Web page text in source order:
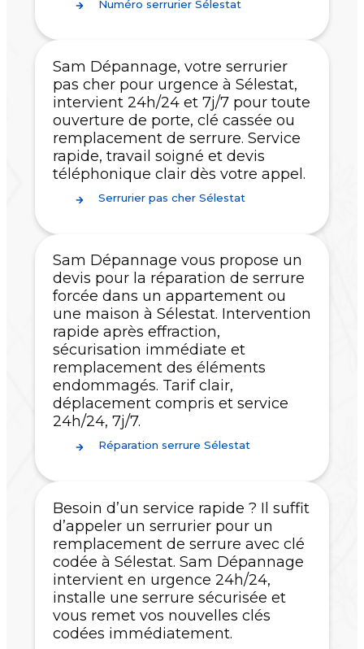
Numéro serrurier Sélestat
Sam Dépannage, votre serrurier
pas cher pour urgence à Sélestat,
intervient 24h/24 et 7j/7 pour toute
ouverture de porte, clé cassée ou
remplacement de serrure. Service
rapide, travail soigné et devis
téléphonique clair dès votre appel.
Serrurier pas cher Sélestat
Sam Dépannage vous propose un
devis pour la réparation de serrure
forcée dans un appartement ou
une maison à Sélestat. Intervention
rapide après effraction,
sécurisation immédiate et
remplacement des éléments
endommagés. Tarif clair,
déplacement compris et service
24h/24, 7j/7.
Réparation serrure Sélestat
Besoin d’un service rapide ? Il suffit
d’appeler un serrurier pour un
remplacement de serrure avec clé
codée à Sélestat. Sam Dépannage
intervient en urgence 24h/24,
installe une serrure sécurisée et
vous remet vos nouvelles clés
codées immédiatement.